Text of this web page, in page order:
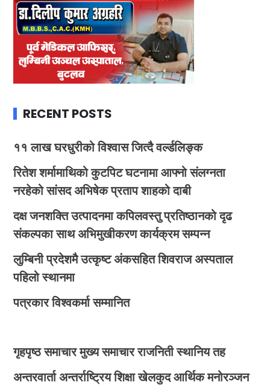
RECENT POSTS
११ लाख घरधुरीको विश्वास जित्दै वर्ल्डलिङ्क
रितेश शर्मामाथिको कुटपिट घटनामा आफ्नो संलग्नता
नरहेको सांसद अभिषेक प्रताप शाहको दाबी
दक्ष जनशक्ति उत्पादनमा कपिलवस्तु प्रतिष्ठानको दृढ
संकल्पका साथ अभिमुखीकरण कार्यक्रम सम्पन्न
लुम्बिनी प्रदेशमै उत्कृष्ट अंकसहित शिवराज अस्पताल
पहिलो स्थानमा
पत्रकार विश्वकर्मा सम्मानित
गृहपृष्ठ समाचार मुख्य समाचार राजनिती स्थानिय तह
अन्तरवार्ता अन्तर्राष्ट्रिय शिक्षा खेलकुद आर्थिक मनोरञ्जन